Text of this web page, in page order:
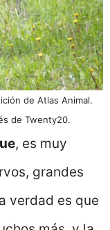
de Atlas Animal.
de Twenty20.
, es muy
grandes
verdad es que